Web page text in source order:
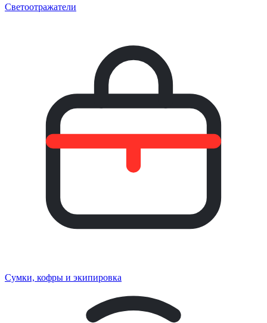
Светоотражатели
Сумки, кофры и экипировка